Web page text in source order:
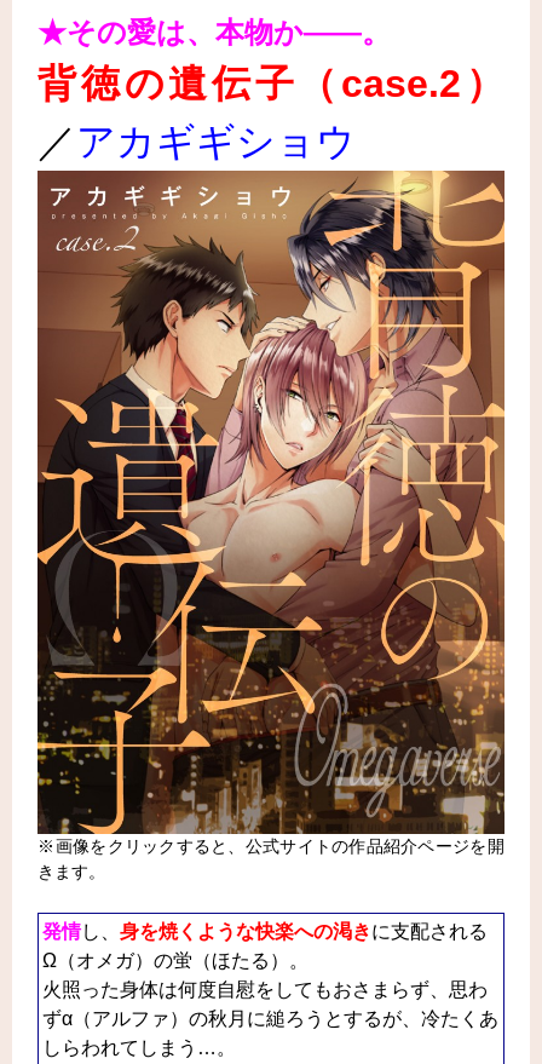
★その愛は、本物か――。
背徳の遺伝子（case.2）
／ アカギギショウ
※画像をクリックすると、公式サイトの作品紹介ページを開
きます。
発情し、身を焼くような快楽への渇きに支配される
Ω（オメガ）の蛍（ほたる）。
火照った身体は何度自慰をしてもおさまらず、思わ
ずα（アルファ）の秋月に縋ろうとするが、冷たくあ
しらわれてしまう…。